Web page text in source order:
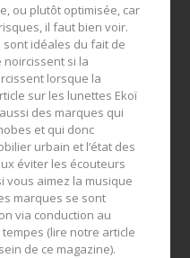
ou plutôt optimisée, car
il faut bien voir.
idéales du fait de
si la
lorsque la
sur les lunettes Ekoï
des marques qui
et qui donc
urbain et l’état des
éviter les écouteurs
vous aimez la musique
marques se sont
via conduction au
(lire notre article
de ce magazine).